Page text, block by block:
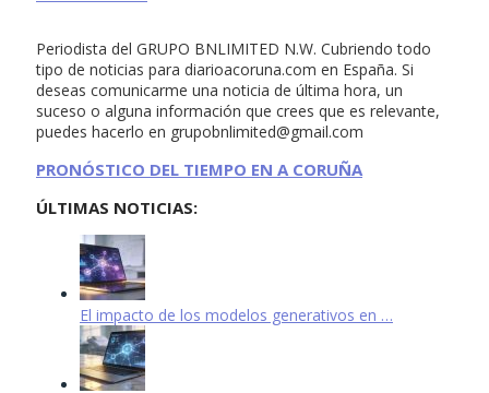
Periodista del GRUPO BNLIMITED N.W. Cubriendo todo
tipo de noticias para diarioacoruna.com en España. Si
deseas comunicarme una noticia de última hora, un
suceso o alguna información que crees que es relevante,
puedes hacerlo en grupobnlimited@gmail.com
PRONÓSTICO DEL TIEMPO EN A CORUÑA
ÚLTIMAS NOTICIAS:
El impacto de los modelos generativos en …